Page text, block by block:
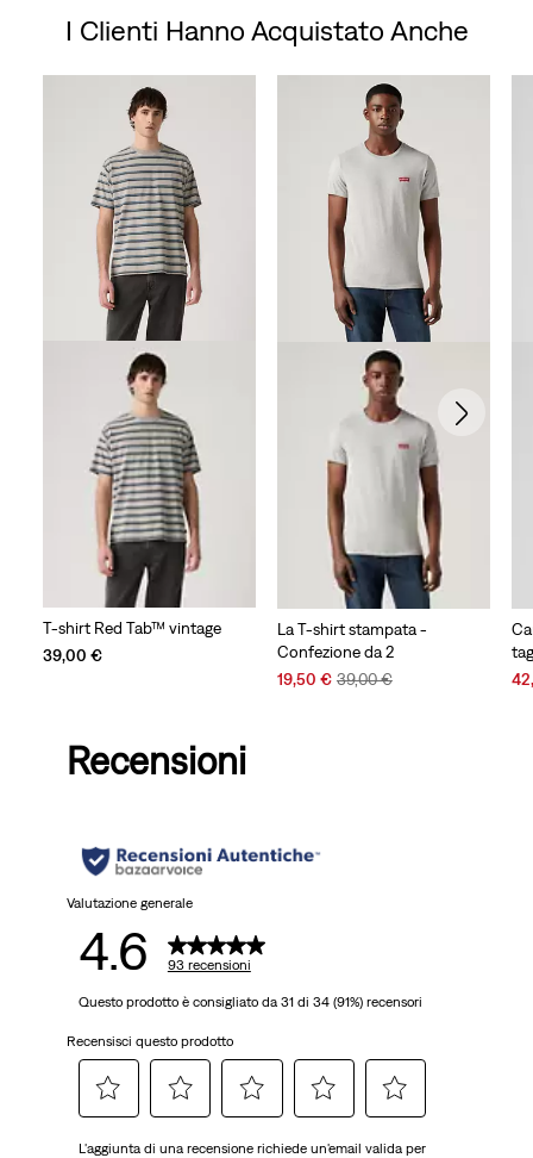
I Clienti Hanno Acquistato Anche
T-shirt Red Tab™ vintage
39,00 €
La T-shirt stampata -
Confezione da 2
Sale
19,50 € Original
39,00 €
Recensioni
Valutazione generale
4.6 93 recensioni
Questo prodotto è consigliato da 31 di 34 (91%) recensori
Recensisci questo prodotto
L'aggiunta di una recensione richiede un'email valida per